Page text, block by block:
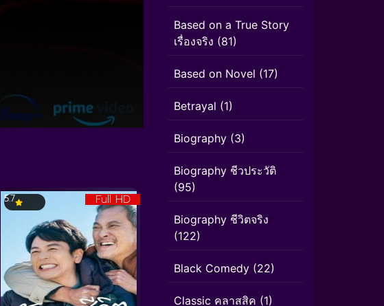
Full HD
5.7
Based on a True Story
เรื่องจริง (81)
Based on Novel (17)
Betrayal (1)
Biography (3)
Biography ชีวประวัติ
(95)
Biography ชีวิตจริง
(122)
Black Comedy (22)
Classic คลาสสิค (1)